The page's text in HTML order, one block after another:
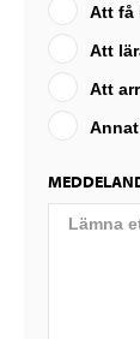
Att få
Att
Att